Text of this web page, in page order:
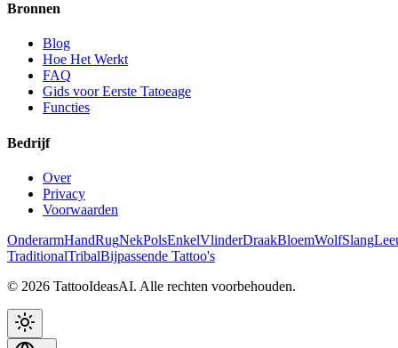
Bronnen
Blog
Hoe Het Werkt
FAQ
Gids voor Eerste Tatoeage
Functies
Bedrijf
Over
Privacy
Voorwaarden
OnderarmHandRugNekPolsEnkelVlinderDraakBloemWolfSlang
TraditionalTribalBijpassende Tattoo's
© 2026 TattooIdeasAI. Alle rechten voorbehouden.